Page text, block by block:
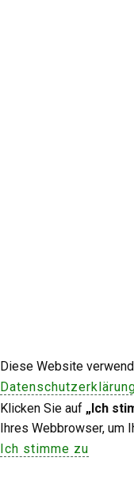
Diese Website
Klicken Sie auf „Ich
Ihres Webbrowser, um
Ich stimme zu